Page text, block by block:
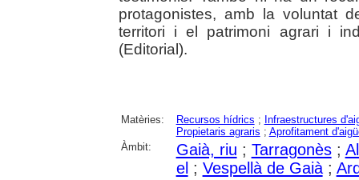
protagonistes, amb la voluntat
territori i el patrimoni agrari i
(Editorial).
Matèries: Recursos hídrics ; Infraestructures
Propietaris agraris ; Aprofitament
Àmbit:
Gaià, riu ; Tarragonès;
el ; Vespellà de Gaià;